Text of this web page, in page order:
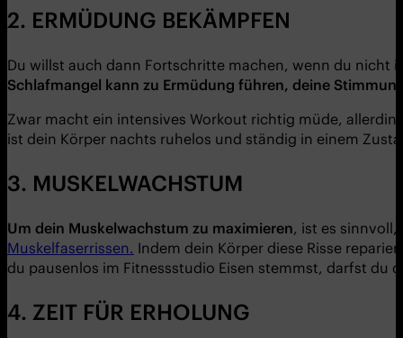
2. ERMÜDUNG BEKÄMPFEN
Du willst auch dann Fortschritte machen, wenn du nicht
Schlafmangel kann zu Ermüdung führen, deine
Zwar macht ein intensives Workout richtig müde,
ist dein Körper nachts ruhelos und ständig in einem
3. MUSKELWACHSTUM
Um dein Muskelwachstum zu maximieren, ist es
Muskelfaserrissen. Indem dein Körper diese Risse
du pausenlos im Fitnessstudio Eisen stemmst, darfst
4. ZEIT FÜR ERHOLUNG